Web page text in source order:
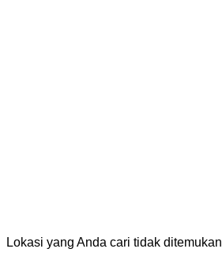
Lokasi yang Anda cari tidak ditemukan